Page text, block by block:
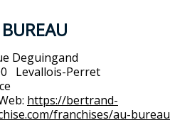
Deguingand
Levallois-Perret
https://bertrand-
franchises/au-bureau